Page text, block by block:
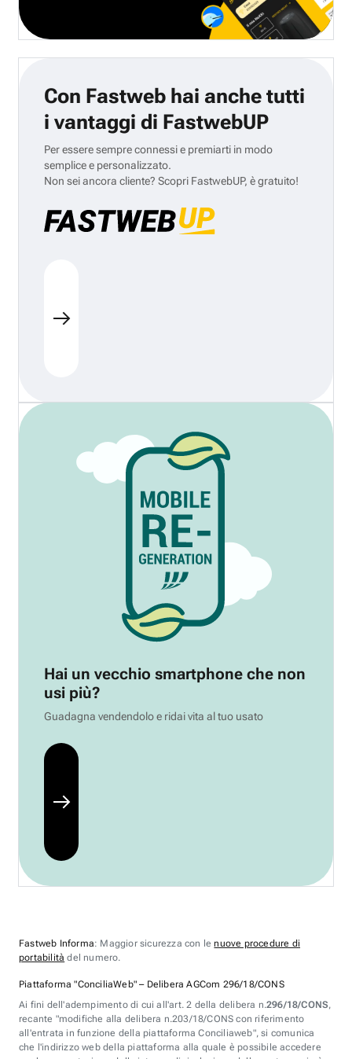
Con Fastweb hai anche tutti
i vantaggi di FastwebUP
Per essere sempre connessi e premiarti in modo
semplice e personalizzato.
Non sei ancora cliente? Scopri FastwebUP, è gratuito!
Hai un vecchio smartphone che non
usi più?
Guadagna vendendolo e ridai vita al tuo usato
Fastweb Informa: Maggior sicurezza con lenuove procedure di
portabilità del numero.
Piattaforma "ConciliaWeb" – Delibera AGCom 296/18/CONS
Ai fini dell'adempimento di cui all'art. 2 della delibera n.296/18/CONS,
recante "modifiche alla delibera n.203/18/CONS con riferimento
all'entrata in funzione della piattaforma Conciliaweb", si comunica
che l'indirizzo web della piattaforma alla quale è possibile accedere